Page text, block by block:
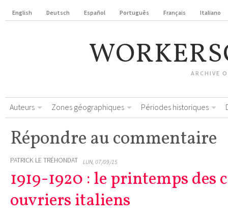
English Deutsch Español Português Français Italiano
ARCHIVE
Auteurs Zones géographiques Périodes historiques
Répondre au commentaire
PATRICK LE TRÉHONDAT LUN, 07/09/15
1919-1920 : le printemps des
ouvriers italiens